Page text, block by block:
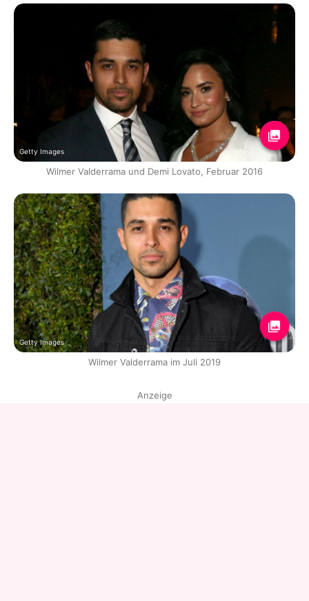
Getty Images
Wilmer Valderrama und Demi Lovato, Februar 2016
Getty Images
Wilmer Valderrama im Juli 2019
Anzeige